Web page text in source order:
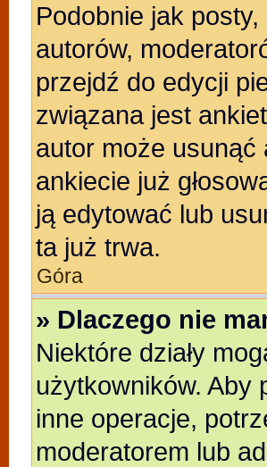
Podobnie jak
autorów,
przejdź do edycji
związana jest
autor może usunąć
ankiecie już
ją edytować lub
ta już trwa.
Góra
» Dlaczego nie
Niektóre działy
użytkowników. Aby
inne operacje,
moderatorem lub